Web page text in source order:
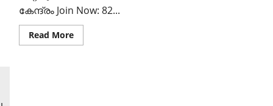
കേന്ദ്രം Join Now: 82...
Read MoreRead
more